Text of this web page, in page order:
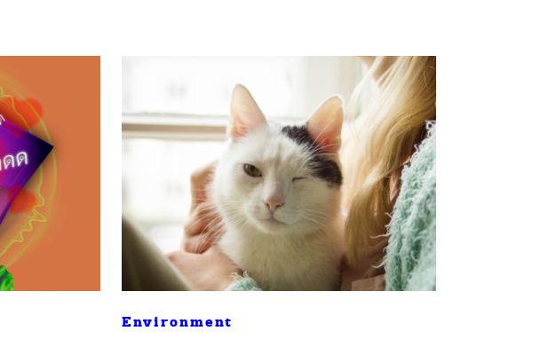
Environment